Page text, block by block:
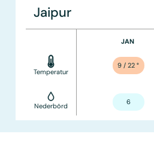
Jaipur
Temperatur
Nederbörd
JAN
9 / 22 °
6